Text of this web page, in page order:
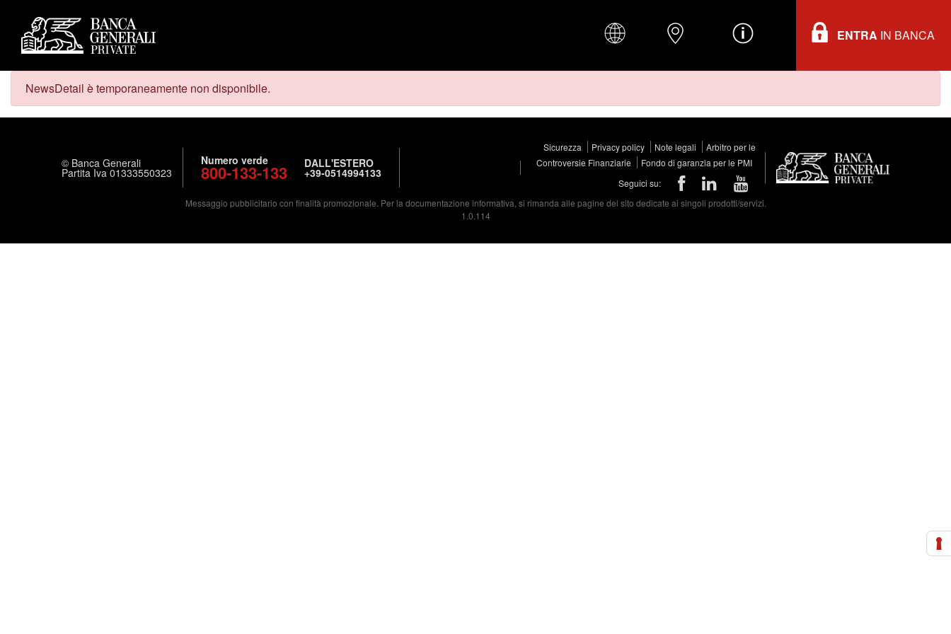
ENTRA IN BANCA
NewsDetail è temporaneamente non disponibile.
© Banca Generali
Partita Iva 01333550323
Numero verde
800-133-133 DALL'ESTERO
+39-0514994133
Sicurezza Privacy policy Note legali
Arbitro per le
Controversie Finanziarie
Fondo di garanzia per le PMI
Seguici su:
Messaggio pubblicitario con finalità promozionale. Per la documentazione informativa, si rimanda alle pagine del sito dedicate ai singoli prodotti/servizi.
1.0.114